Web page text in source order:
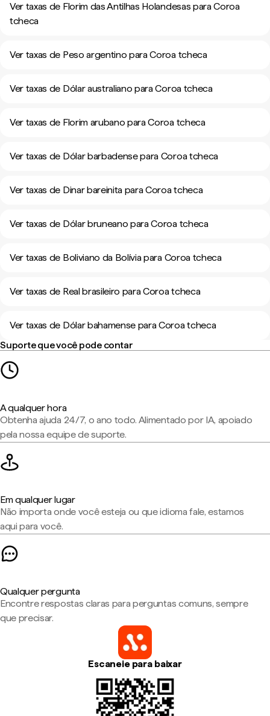
Ver taxas de Florim das Antilhas Holandesas para Coroa
tcheca
Ver taxas de Peso argentino para Coroa tcheca
Ver taxas de Dólar australiano para Coroa tcheca
Ver taxas de Florim arubano para Coroa tcheca
Ver taxas de Dólar barbadense para Coroa tcheca
Ver taxas de Dinar bareinita para Coroa tcheca
Ver taxas de Dólar bruneano para Coroa tcheca
Ver taxas de Boliviano da Bolívia para Coroa tcheca
Ver taxas de Real brasileiro para Coroa tcheca
Ver taxas de Dólar bahamense para Coroa tcheca
Suporte que você pode contar
A qualquer hora
Obtenha ajuda 24/7, o ano todo. Alimentado por IA, apoiado
pela nossa equipe de suporte.
Em qualquer lugar
Não importa onde você esteja ou que idioma fale, estamos
aqui para você.
Qualquer pergunta
Encontre respostas claras para perguntas comuns, sempre
que precisar.
Escaneie para baixar